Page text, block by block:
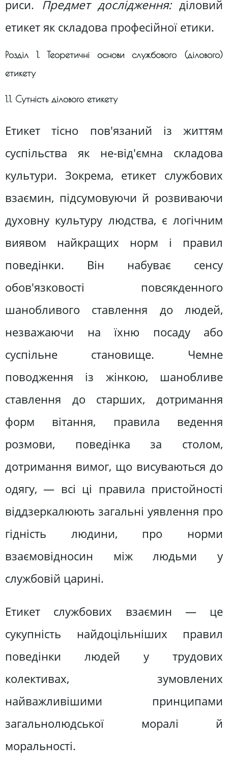
риси. Предмет дослідження:діловий
етикет як складова професійної етики.
Розділ 1. Теоретичні основи службового (ділового)
етикету
1.1. Сутність ділового етикету
Етикет тісно пов'язаний із життям
суспільства як не-від'ємна складова
культури. Зокрема, етикет службових
взаємин, підсумовуючи й розвиваючи
духовну культуру людства, є логічним
виявом найкращих норм і правил
поведінки. Він набуває сенсу
обов'язковості повсякденного
шанобливого ставлення до людей,
незважаючи на їхню посаду або
суспільне становище. Чемне
поводження із жінкою, шанобливе
ставлення до старших, дотримання
форм вітання, правила ведення
розмови, поведінка за столом,
дотримання вимог, що висуваються до
одягу, — всі ці правила пристойності
віддзеркалюють загальні уявлення про
гідність людини, про норми
взаємовідносин між людьми у
службовій царині.
Етикет службових взаємин — це
сукупність найдоцільніших правил
поведінки людей у трудових
колективах, зумовлених
найважливішими принципами
загальнолюдської моралі й
моральності.